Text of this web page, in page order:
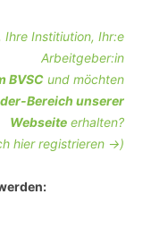
Ihre Institiution, Ihr:e
Arbeitgeber:in
BVSC und möchten
Bereich unserer
Webseite erhalten?
hier registrieren ->)